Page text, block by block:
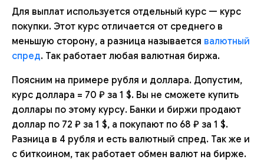
Для выплат используется отдельный курс — курс
покупки. Этот курс отличается от среднего в
меньшую сторону, а разница называется валютный
спред. Так работает любая валютная биржа.
Поясним на примере рубля и доллара. Допустим,
курс доллара = 70 ₽ за 1 $. Вы не сможете купить
доллары по этому курсу. Банки и биржи продают
доллар по 72 ₽ за 1 $, а покупают по 68 ₽ за 1 $.
Разница в 4 рубля и есть валютный спред. Так же и
с биткоином, так работает обмен валют на бирже.